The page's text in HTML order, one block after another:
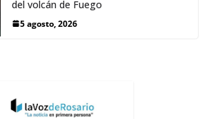
del volcán de Fuego
5 agosto, 2026